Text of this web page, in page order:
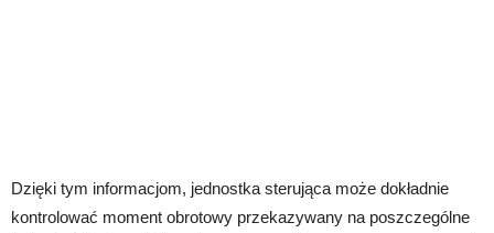
Dzięki tym informacjom, jednostka sterująca może dokładnie
kontrolować moment obrotowy przekazywany na poszczególne